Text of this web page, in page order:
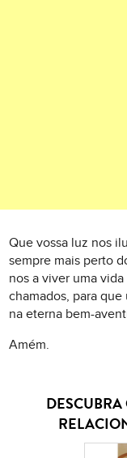
Que vossa luz nos
sempre mais perto
nos a viver uma
chamados, para
na eterna bem-
Amém.